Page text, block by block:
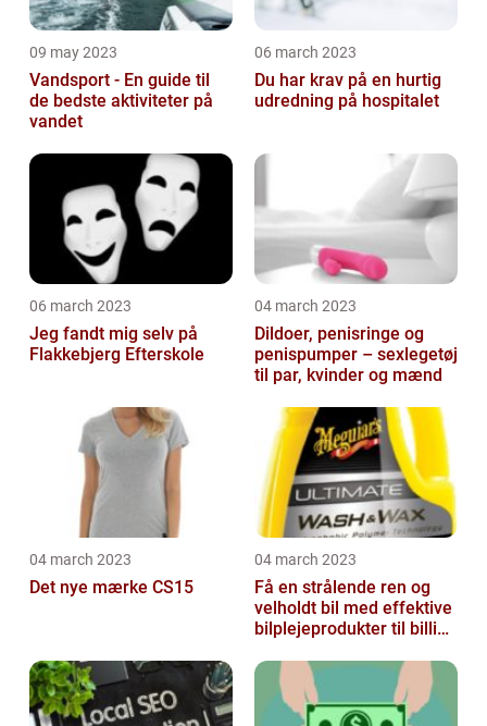
09 may 2023
Vandsport - En guide til
de bedste aktiviteter på
vandet
06 march 2023
Du har krav på en hurtig
udredning på hospitalet
06 march 2023
Jeg fandt mig selv på
Flakkebjerg Efterskole
04 march 2023
Dildoer, penisringe og
penispumper – sexlegetøj
til par, kvinder og mænd
04 march 2023
Det nye mærke CS15
04 march 2023
Få en strålende ren og
velholdt bil med effektive
bilplejeprodukter til billige